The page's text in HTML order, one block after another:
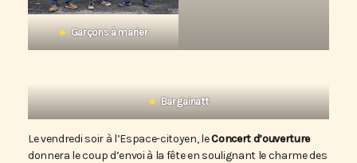
Garçons à marier
Bargainatt
Le vendredi soir à l’Espace-citoyen, leConcert d’ouverture
donnera le coup d’envoi à la fête en soulignant le charme des